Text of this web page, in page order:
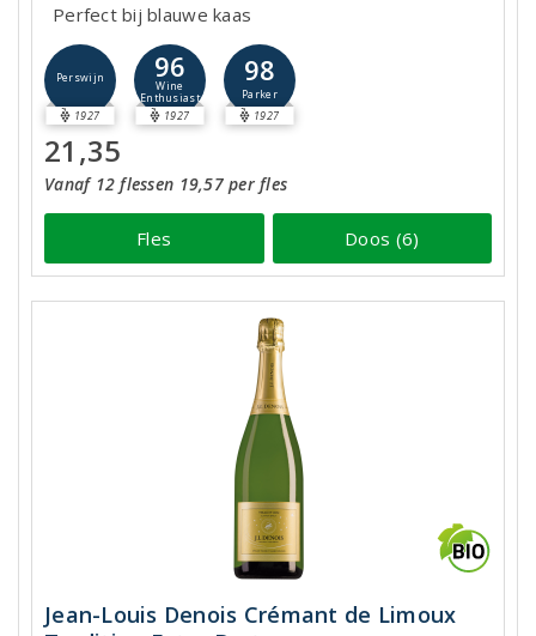
Perfect bij blauwe kaas
Perswijn
1927
96
Wine
Enthusiast
1927
98
Parker
1927
21,35
Vanaf 12 flessen 19,57 per fles
Fles Doos (6)
Jean-Louis Denois Crémant de Limoux